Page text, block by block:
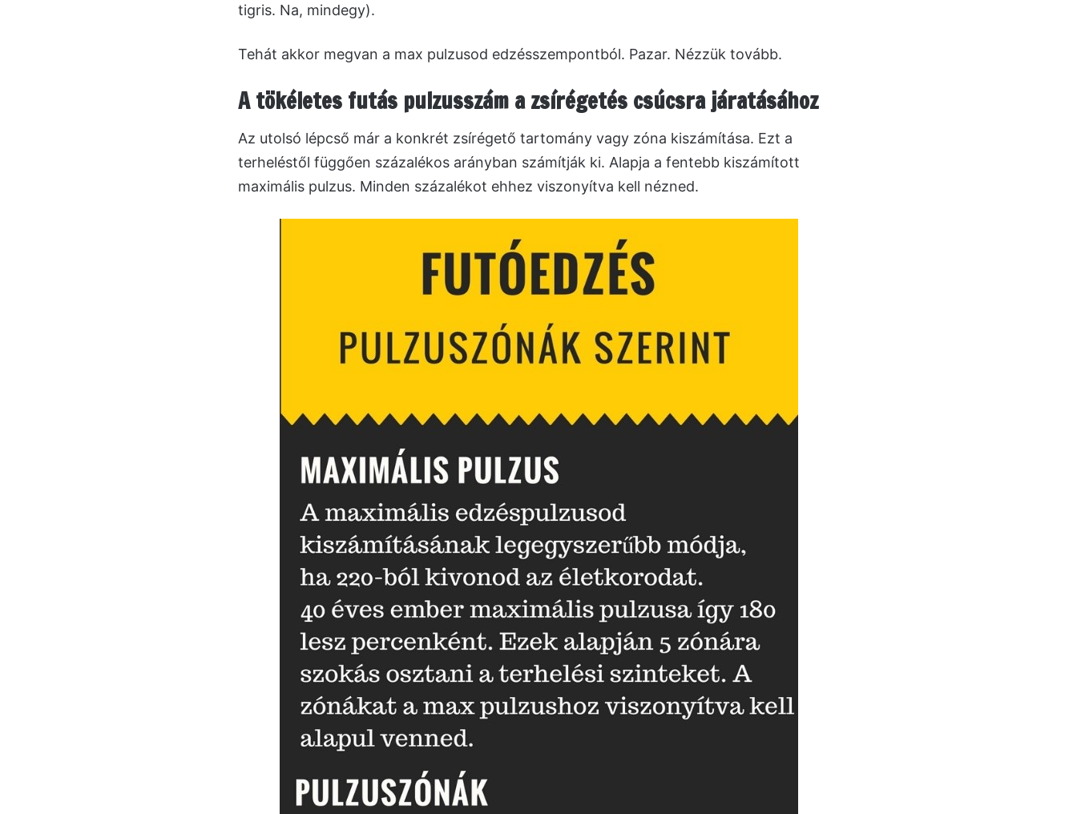
tigris. Na, mindegy).
Tehát akkor megvan a max pulzusod edzésszempontból. Pazar. Nézzük tovább.
A tökéletes futás pulzusszám a zsírégetés csúcsra járatásához
Az utolsó lépcső már a konkrét zsírégető tartomány vagy zóna kiszámítása. Ezt a
terheléstől függően százalékos arányban számítják ki. Alapja a fentebb kiszámított
maximális pulzus. Minden százalékot ehhez viszonyítva kell nézned.